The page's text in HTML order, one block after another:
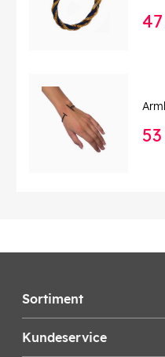
Sortiment
Kundeservice